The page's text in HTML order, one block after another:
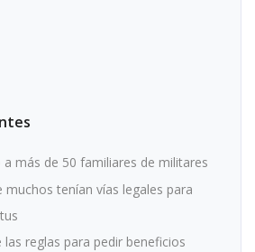
a más de 50 familiares de militares
muchos tenían vías legales para
las reglas para pedir beneficios